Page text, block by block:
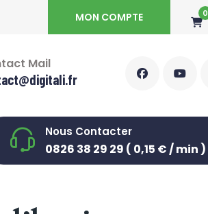
MON COMPTE 0
Mail
Nous Contacter
0826 38 29 29 ( 0,15 € / min )